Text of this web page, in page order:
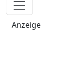
Anzeige